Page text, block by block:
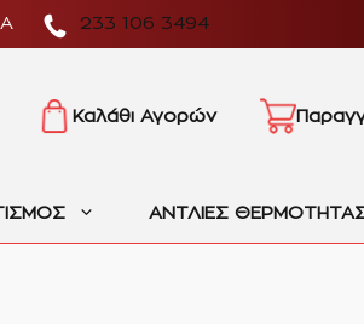
233 106 3494
Καλάθι Αγορών
ΑΝΤΛΙΕΣ